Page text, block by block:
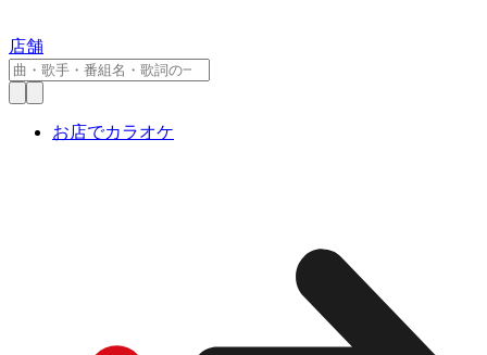
店舗
お店でカラオケ